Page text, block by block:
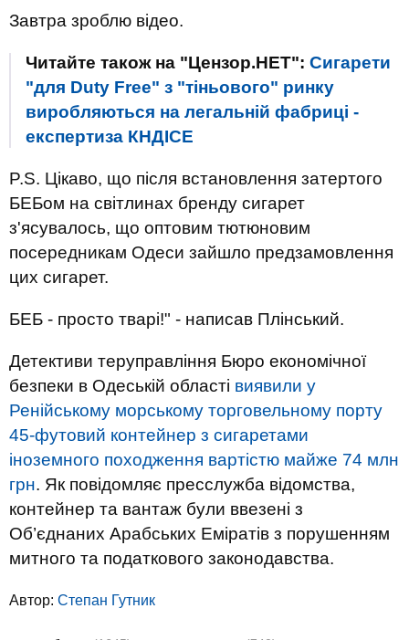
Завтра зроблю відео.
Читайте також на "Цензор.НЕТ": Сигарети
"для Duty Free" з "тіньового" ринку
виробляються на легальній фабриці -
експертиза КНДІСЕ
P.S. Цікаво, що після встановлення затертого
БЕБом на світлинах бренду сигарет
з'ясувалось, що оптовим тютюновим
посередникам Одеси зайшло предзамовлення
цих сигарет.
БЕБ - просто тварі!" - написав Плінський.
Детективи теруправління Бюро економічної
безпеки в Одеській області виявили у
Ренійському морському торговельному порту
45-футовий контейнер з сигаретами
іноземного походження вартістю майже 74 млн
грн. Як повідомляє пресслужба відомства,
контейнер та вантаж були ввезені з
Об’єднаних Арабських Еміратів з порушенням
митного та податкового законодавства.
Автор: Степан Гутник